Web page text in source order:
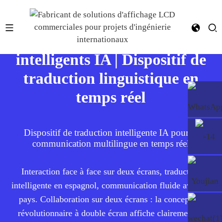
Fabricant OEM de traducteurs
intelligents IA | Dispositif de
traduction linguistique en
temps réel
Dispositif de traduction intelligente IA pour la
communication multilingue en temps réel
Interaction face à face sur deux écrans, traduction
intelligente en espagnol, communication fluide avec 28
pays. Collaboration sur deux écrans : la conception
révolutionnaire à double écran affiche clairement le